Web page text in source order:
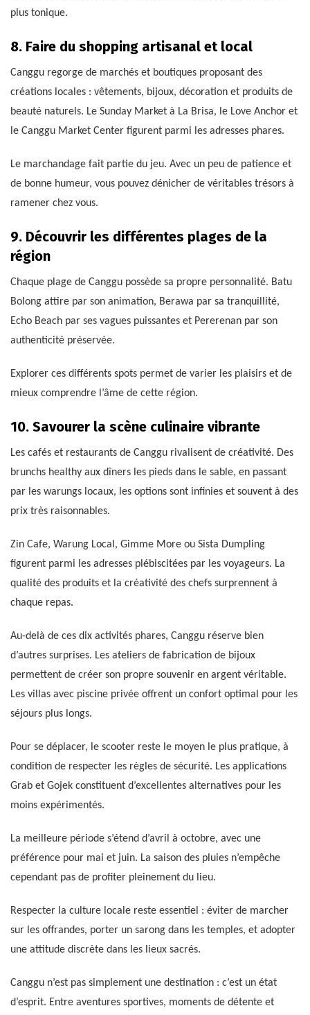
plus tonique.
8. Faire du shopping artisanal et local
Canggu regorge de marchés et boutiques proposant des
créations locales : vêtements, bijoux, décoration et produits de
beauté naturels. Le Sunday Market à La Brisa, le Love Anchor et
le Canggu Market Center figurent parmi les adresses phares.
Le marchandage fait partie du jeu. Avec un peu de patience et
de bonne humeur, vous pouvez dénicher de véritables trésors à
ramener chez vous.
9. Découvrir les différentes plages de la
région
Chaque plage de Canggu possède sa propre personnalité. Batu
Bolong attire par son animation, Berawa par sa tranquillité,
Echo Beach par ses vagues puissantes et Pererenan par son
authenticité préservée.
Explorer ces différents spots permet de varier les plaisirs et de
mieux comprendre l’âme de cette région.
10. Savourer la scène culinaire vibrante
Les cafés et restaurants de Canggu rivalisent de créativité. Des
brunchs healthy aux dîners les pieds dans le sable, en passant
par les warungs locaux, les options sont infinies et souvent à des
prix très raisonnables.
Zin Cafe, Warung Local, Gimme More ou Sista Dumpling
figurent parmi les adresses plébiscitées par les voyageurs. La
qualité des produits et la créativité des chefs surprennent à
chaque repas.
Au-delà de ces dix activités phares, Canggu réserve bien
d’autres surprises. Les ateliers de fabrication de bijoux
permettent de créer son propre souvenir en argent véritable.
Les villas avec piscine privée offrent un confort optimal pour les
séjours plus longs.
Pour se déplacer, le scooter reste le moyen le plus pratique, à
condition de respecter les règles de sécurité. Les applications
Grab et Gojek constituent d’excellentes alternatives pour les
moins expérimentés.
La meilleure période s’étend d’avril à octobre, avec une
préférence pour mai et juin. La saison des pluies n’empêche
cependant pas de profiter pleinement du lieu.
Respecter la culture locale reste essentiel : éviter de marcher
sur les offrandes, porter un sarong dans les temples, et adopter
une attitude discrète dans les lieux sacrés.
Canggu n’est pas simplement une destination : c’est un état
d’esprit. Entre aventures sportives, moments de détente et